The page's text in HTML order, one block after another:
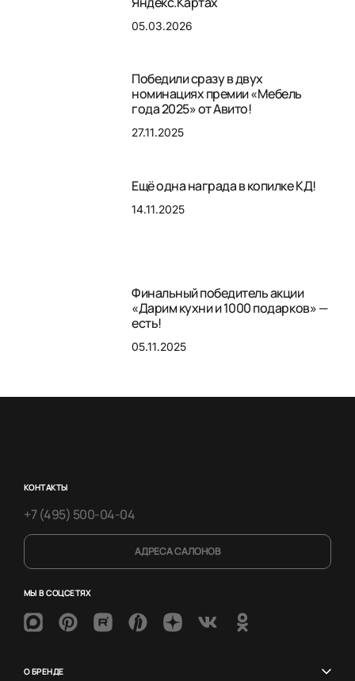
05.03.2026
Победили сразу в двух
номинациях премии «Мебель
года 2025» от Авито!
27.11.2025
Ещё одна награда в копилке КД!
14.11.2025
Финальный победитель акции
«Дарим кухни и 1000 подарков» —
есть!
05.11.2025
КОНТАКТЫ
+7 (495) 500-04-04
АДРЕСА САЛОНОВ
МЫ В СОЦСЕТЯХ
О БРЕНДЕ